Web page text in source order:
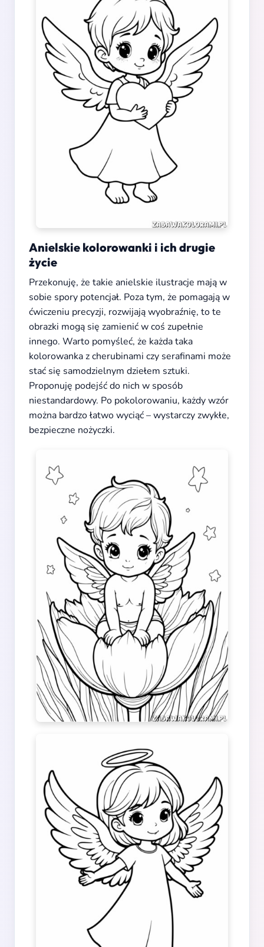
Anielskie kolorowanki i ich drugie
życie
Przekonuję, że takie anielskie ilustracje mają w
sobie spory potencjał. Poza tym, że pomagają w
ćwiczeniu precyzji, rozwijają wyobraźnię, to te
obrazki mogą się zamienić w coś zupełnie
innego. Warto pomyśleć, że każda taka
kolorowanka z cherubinami czy serafinami może
stać się samodzielnym dziełem sztuki.
Proponuję podejść do nich w sposób
niestandardowy. Po pokolorowaniu, każdy wzór
można bardzo łatwo wyciąć – wystarczy zwykłe,
bezpieczne nożyczki.